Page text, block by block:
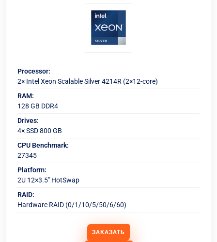
Processor:
2× Intel Xeon Scalable Silver 4214R (2×12-core)
RAM:
128 GB DDR4
Drives:
4× SSD 800 GB
CPU Benchmark:
27345
Platform:
2U 12×3.5" HotSwap
RAID:
Hardware RAID (0/1/10/5/50/6/60)
ЗАКАЗАТЬ